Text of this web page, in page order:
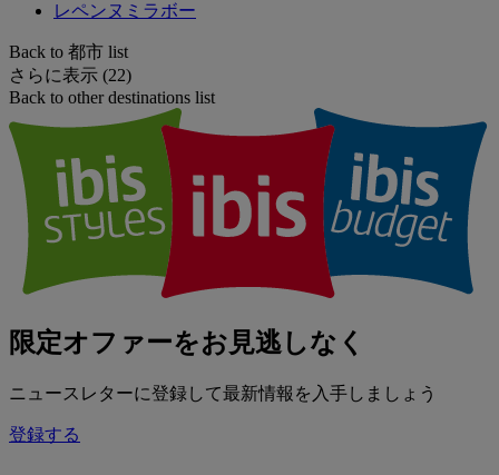
レペンヌミラボー
Back to 都市 list
さらに表示 (22)
Back to other destinations list
限定オファーをお見逃しなく
ニュースレターに登録して最新情報を入手しましょう
登録する